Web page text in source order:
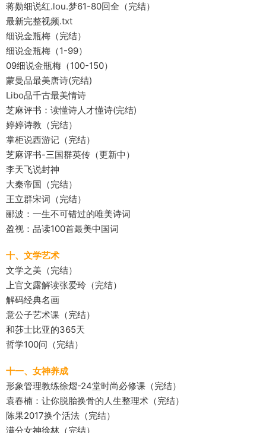
蒋勋细说红.lou.梦61-80回全（完结）
最新完整视频.txt
细说金瓶梅（完结）
细说金瓶梅（1-99）
09细说金瓶梅（100-150）
蒙曼品最美唐诗(完结)
Libo品千古最美情诗
芝麻评书：读懂诗人才懂诗(完结)
婷婷诗教（完结）
掌柜说西游记（完结）
芝麻评书-三国群英传（更新中）
李天飞说封神
大秦帝国（完结）
王立群宋词（完结）
郦波：一生不可错过的唯美诗词
盈视：品读100首最美中国词
十、文学艺术
文学之美（完结）
上官文露解读张爱玲（完结）
解码经典名画
意公子艺术课（完结）
和莎士比亚的365天
哲学100问（完结）
十一、女神养成
形象管理教练徐熠-24堂时尚必修课（完结）
袁春楠：让你脱胎换骨的人生整理术（完结）
陈果2017换个活法（完结）
满分女神徐林（完结）